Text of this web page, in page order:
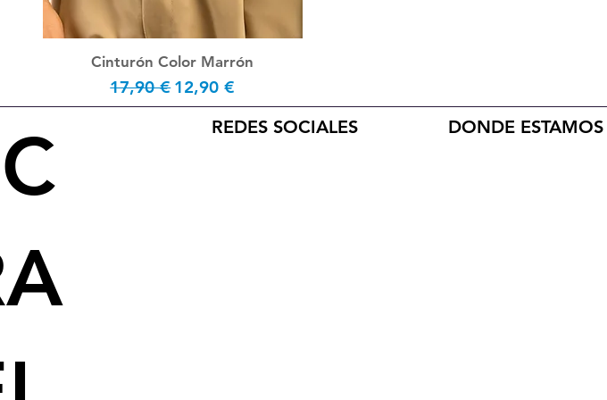
Cinturón Color Marrón
Prix original
17,90 € Prix promotionnel
12,90 €
DONDE ESTAMOS
REDES SOCIALES